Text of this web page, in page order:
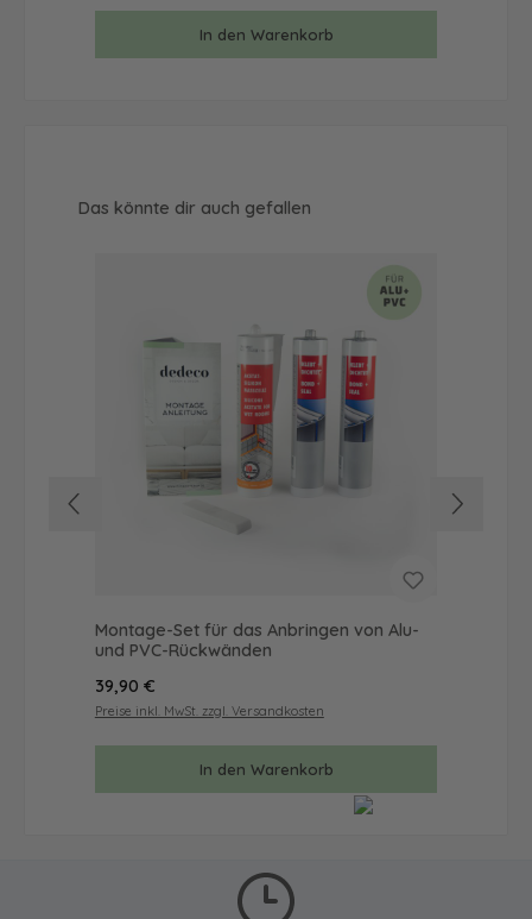
In den Warenkorb
Produktgalerie überspringen
Das könnte dir auch gefallen
Montage-Set für das Anbringen von Alu-
und PVC-Rückwänden
Regulärer Preis:
39,90 €
Preise inkl. MwSt. zzgl. Versandkosten
In den Warenkorb